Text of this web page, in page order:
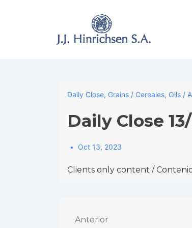
Daily Close, Grains / Cereales, Oils /
Daily Close
Oct 13, 2023
Clients only content /
Navegación
Anterior